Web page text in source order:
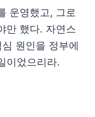
운영했고, 그로
만 했다. 자연스
원인을 정부에
이었으리라.